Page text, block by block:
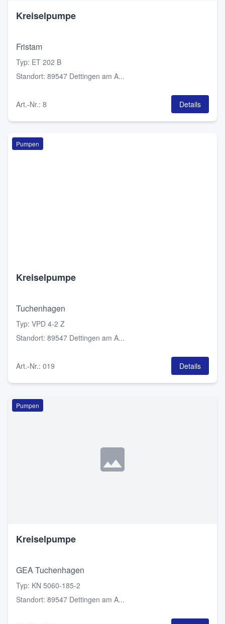
Kreiselpumpe
Fristam
Typ: ET 202 B
Standort: 89547 Dettingen am A...
Art.-Nr.: 8 Details
Pumpen
Kreiselpumpe
Tuchenhagen
Typ: VPD 4-2 Z
Standort: 89547 Dettingen am A...
Art.-Nr.: 019 Details
Pumpen
Kreiselpumpe
GEA Tuchenhagen
Typ: KN 5060-185-2
Standort: 89547 Dettingen am A...